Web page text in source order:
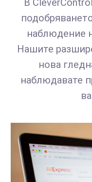
В
наблюдение
Нашите
нова
наблюдавате